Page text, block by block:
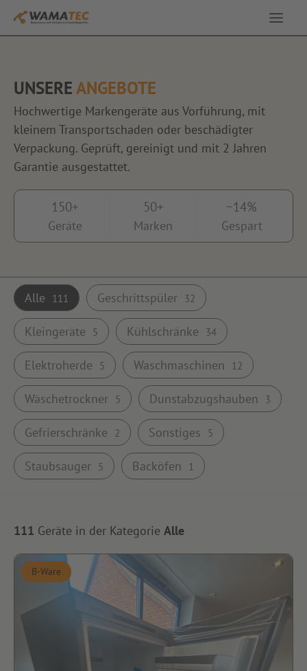
Ausstellung
Angebote
Kontakt
UNSEREANGEBOTE
Hochwertige Markengeräte aus Vorführung, mit
kleinem Transportschaden oder beschädigter
Verpackung. Geprüft, gereinigt und mit 2 Jahren
Garantie ausgestattet.
150+
Geräte
50+
Marken
~14%
Gespart
Alle 111 Geschrittspüler 32
Kleingeräte 5 Kühlschränke 34
Elektroherde 5 Waschmaschinen 12
Wäschetrockner 5 Dunstabzugshauben 3
Gefrierschränke 2 Sonstiges 5
Staubsauger 5 Backöfen 1
111 Geräte in der Kategorie Alle
B-Ware